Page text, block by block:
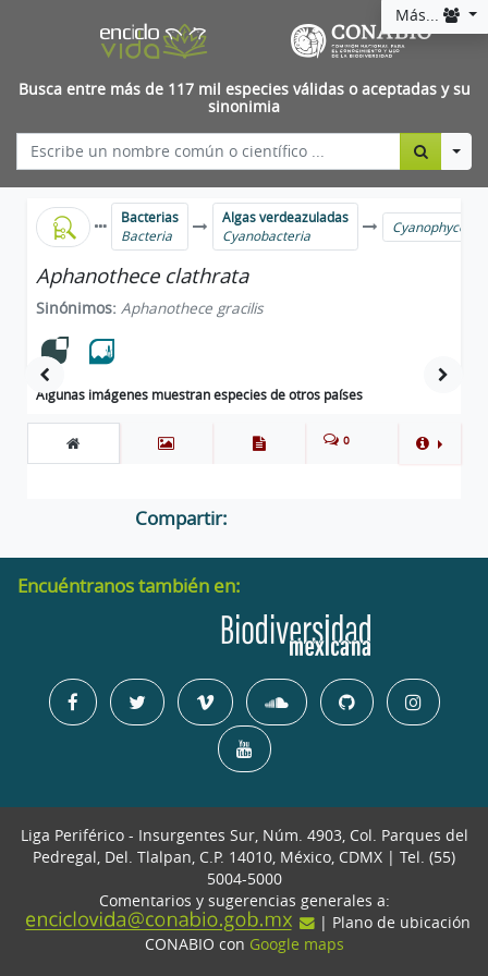
Más...
Busca entre más de 117 mil especies válidas o aceptadas y su
sinonimia
Bacterias
Bacteria
Algas verdeazuladas
Cyanobacteria
Cyanophyceae
Aphanothece clathrata
Sinónimos: Aphanothece gracilis
Algunas imágenes muestran especies de otros países
0
Compartir:
Encuéntranos también en:
Liga Periférico - Insurgentes Sur, Núm. 4903, Col. Parques del
Pedregal, Del. Tlalpan, C.P. 14010, México, CDMX | Tel. (55)
5004-5000
Comentarios y sugerencias generales a:
| Plano de ubicación
CONABIO con Google maps